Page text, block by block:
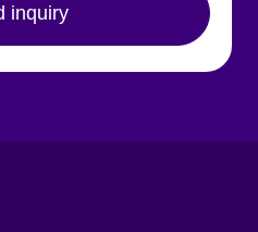
inquiry